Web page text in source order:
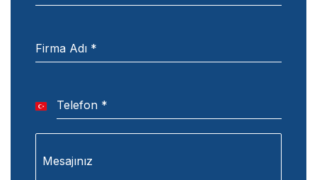
Firma Adı *
Telefon *
Turkey
Mesajınız